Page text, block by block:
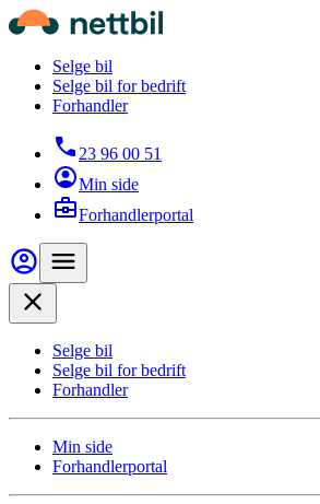
Hopp til hovedinnhold
Nettbil
Selge bil
Selge bil for bedrift
Forhandler
23 96 00 51
Min side
Forhandlerportal
Min side
Selge bil
Selge bil for bedrift
Forhandler
Min side
Forhandlerportal